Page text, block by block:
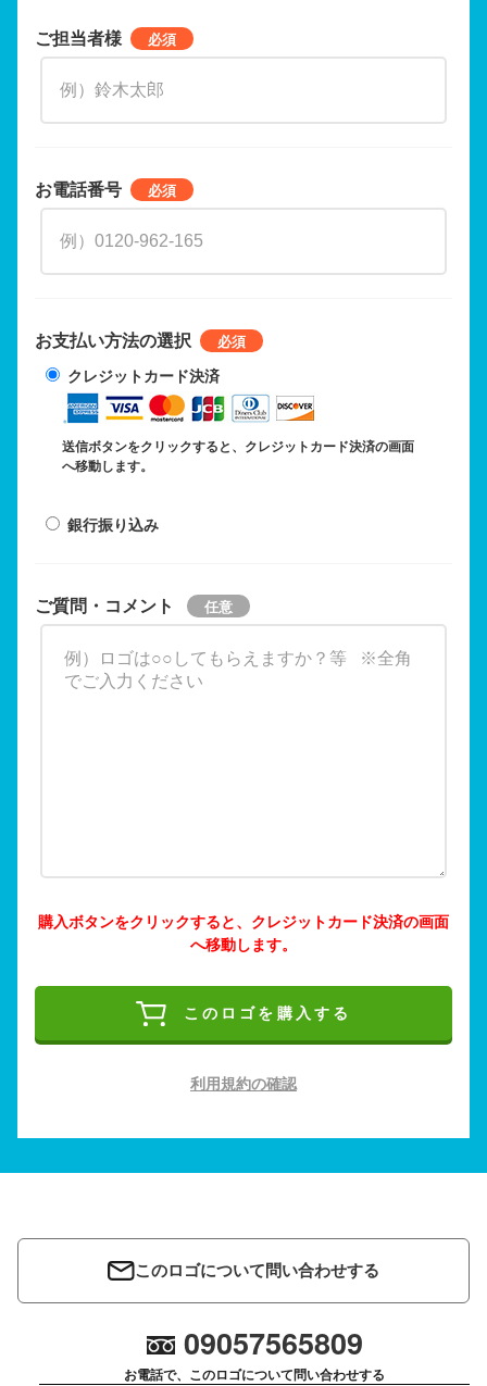
ご担当者様
お電話番号
お支払い方法の選択
クレジットカード決済
送信ボタンをクリックすると、クレジットカード決済の画面
へ移動します。
銀行振り込み
ご質問・コメント
購入ボタンをクリックすると、クレジットカード決済の画面
へ移動します。
このロゴを購入する
利用規約の確認
このロゴについて問い合わせする
09057565809
お電話で、このロゴについて問い合わせする